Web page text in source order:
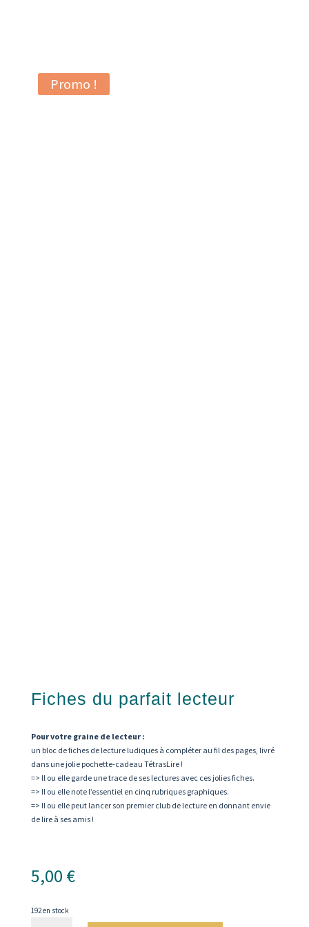
Promo !
Fiches du parfait lecteur
Pour votre graine de lecteur :
un bloc de fiches de lecture ludiques à compléter au fil des pages, livré
dans une jolie pochette-cadeau TétrasLire !
=> Il ou elle garde une trace de ses lectures avec ces jolies fiches.
=> Il ou elle note l’essentiel en cinq rubriques graphiques.
=> Il ou elle peut lancer son premier club de lecture en donnant envie
de lire à ses amis !
5,00 €
192 en stock